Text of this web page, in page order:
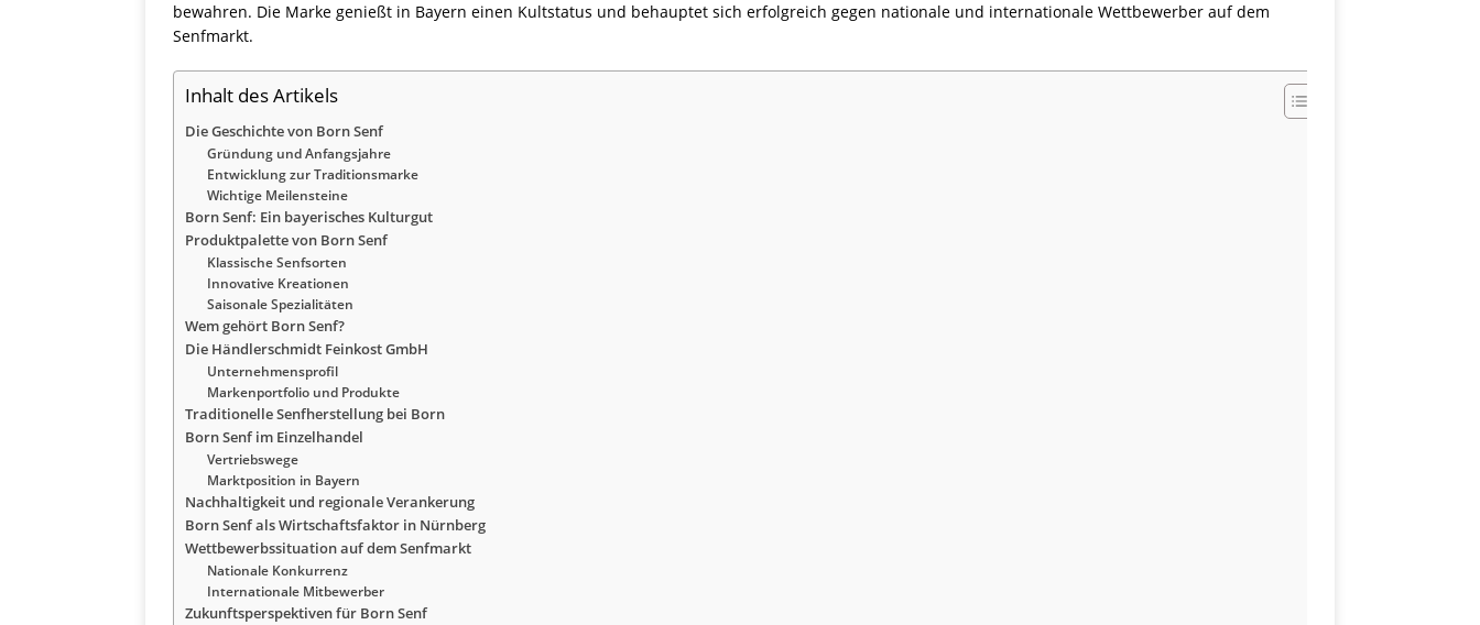
bewahren. Die Marke genießt in Bayern einen Kultstatus und behauptet sich erfolgreich gegen nationale und internationale Wettbewerber auf dem
Senfmarkt.
Inhalt des Artikels
Die Geschichte von Born Senf
Gründung und Anfangsjahre
Entwicklung zur Traditionsmarke
Wichtige Meilensteine
Born Senf: Ein bayerisches Kulturgut
Produktpalette von Born Senf
Klassische Senfsorten
Innovative Kreationen
Saisonale Spezialitäten
Wem gehört Born Senf?
Die Händlerschmidt Feinkost GmbH
Unternehmensprofil
Markenportfolio und Produkte
Traditionelle Senfherstellung bei Born
Born Senf im Einzelhandel
Vertriebswege
Marktposition in Bayern
Nachhaltigkeit und regionale Verankerung
Born Senf als Wirtschaftsfaktor in Nürnberg
Wettbewerbssituation auf dem Senfmarkt
Nationale Konkurrenz
Internationale Mitbewerber
Zukunftsperspektiven für Born Senf